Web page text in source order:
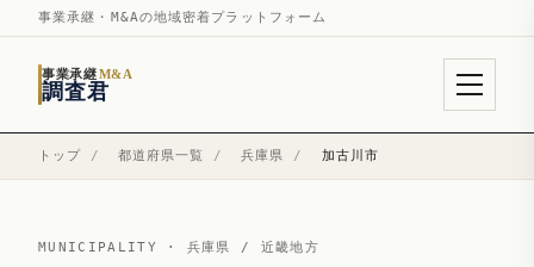
事業承継・M&Aの地域密着プラットフォーム
事業承継M&A
調査君
トップ / 都道府県一覧 / 兵庫県 / 加古川市
MUNICIPALITY · 兵庫県 / 近畿地方